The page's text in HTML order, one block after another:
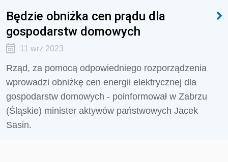
Będzie obniżka cen prądu dla
gospodarstw domowych
11 wrz 2023
Rząd, za pomocą odpowiedniego rozporządzenia
wprowadzi obniżkę cen energii elektrycznej dla
gospodarstw domowych - poinformował w Zabrzu
(Śląskie) minister aktywów państwowych Jacek
Sasin.